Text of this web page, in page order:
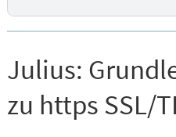
Julius:
zu https SSL/